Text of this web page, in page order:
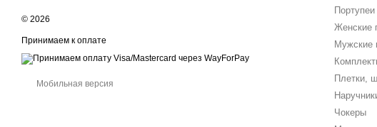
© 2026
Принимаем к оплате
Мобильная версия
Портупеи
Женские
Мужские
Плетки,
Чокеры